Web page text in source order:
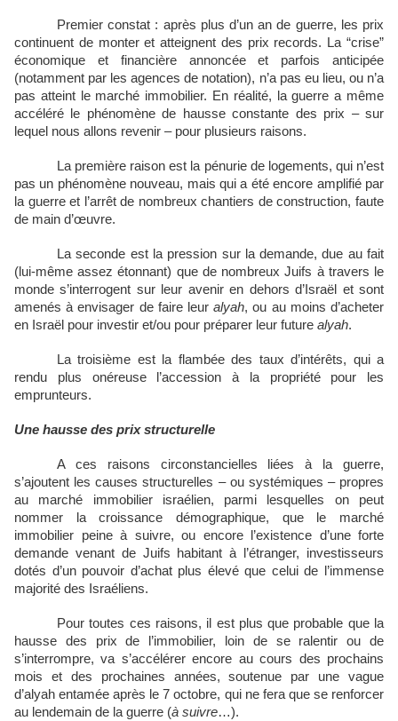
Premier constat : après plus d’un an de guerre, les prix
continuent de monter et atteignent des prix records. La “crise”
économique et financière annoncée et parfois anticipée
(notamment par les agences de notation), n’a pas eu lieu, ou n’a
pas atteint le marché immobilier. En réalité, la guerre a même
accéléré le phénomène de hausse constante des prix – sur
lequel nous allons revenir – pour plusieurs raisons.
La première raison est la pénurie de logements, qui n’est
pas un phénomène nouveau, mais qui a été encore amplifié par
la guerre et l’arrêt de nombreux chantiers de construction, faute
de main d’œuvre.
La seconde est la pression sur la demande, due au fait
(lui-même assez étonnant) que de nombreux Juifs à travers le
monde s’interrogent sur leur avenir en dehors d’Israël et sont
amenés à envisager de faire leuralyah, ou au moins d’acheter
en Israël pour investir et/ou pour préparer leur future alyah.
La troisième est la flambée des taux d’intérêts, qui a
rendu plus onéreuse l’accession à la propriété pour les
emprunteurs.
Une hausse des prix structurelle
A ces raisons circonstancielles liées à la guerre,
s’ajoutent les causes structurelles – ou systémiques – propres
au marché immobilier israélien, parmi lesquelles on peut
nommer la croissance démographique, que le marché
immobilier peine à suivre, ou encore l’existence d’une forte
demande venant de Juifs habitant à l’étranger, investisseurs
dotés d’un pouvoir d’achat plus élevé que celui de l’immense
majorité des Israéliens.
Pour toutes ces raisons, il est plus que probable que la
hausse des prix de l’immobilier, loin de se ralentir ou de
s’interrompre, va s’accélérer encore au cours des prochains
mois et des prochaines années, soutenue par une vague
d’alyah entamée après le 7 octobre, qui ne fera que se renforcer
au lendemain de la guerre (à suivre…).